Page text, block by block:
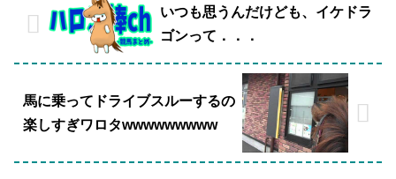
いつも思うんだけども、イケドラ
ゴンって．．．
馬に乗ってドライブスルーするの
楽しすぎワロタwwwwwwwww